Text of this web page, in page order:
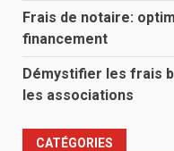
Frais de notaire:
financement
Démystifier les frais
les associations
CATÉGORIES